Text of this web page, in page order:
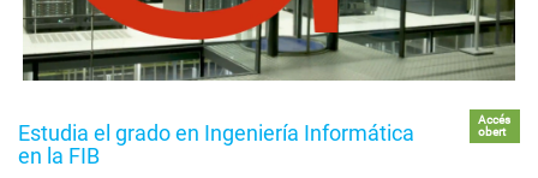
Estudia el grado en Ingeniería Informática
en la FIB
Accés
obert